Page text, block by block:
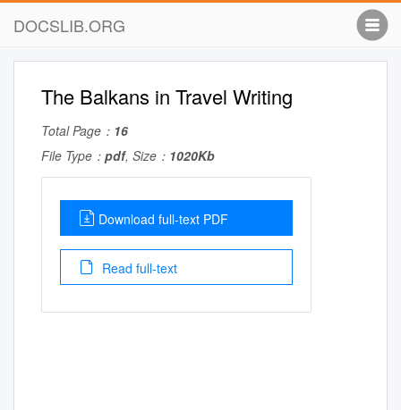
DOCSLIB.ORG
The Balkans in Travel Writing
Total Page： 16
File Type： pdf, Size： 1020Kb
Download full-text PDF
Read full-text